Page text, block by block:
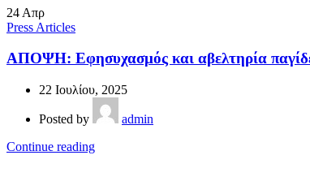
24 Απρ
Press Articles
ΑΠΟΨΗ: Εφησυχασμός και αβελτηρία
22 Ιουλίου, 2025
Posted by
admin
Continue reading